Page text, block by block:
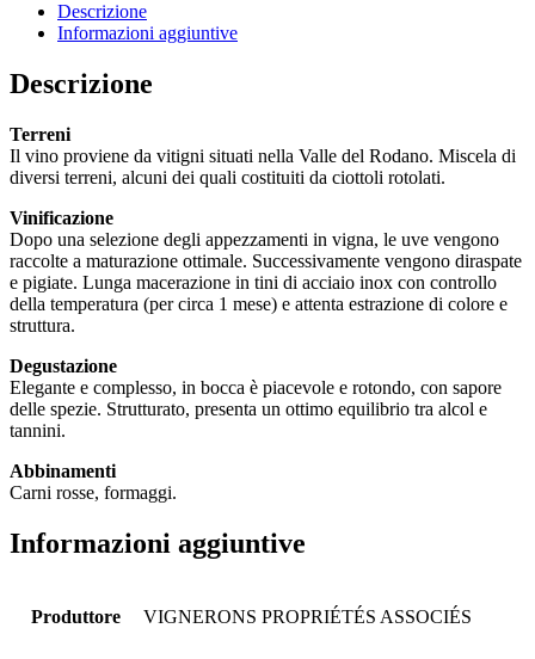
Descrizione
Informazioni aggiuntive
Descrizione
Terreni
Il vino proviene da vitigni situati nella Valle del Rodano. Miscela di
diversi terreni, alcuni dei quali costituiti da ciottoli rotolati.
Vinificazione
Dopo una selezione degli appezzamenti in vigna, le uve vengono
raccolte a maturazione ottimale. Successivamente vengono diraspate
e pigiate. Lunga macerazione in tini di acciaio inox con controllo
della temperatura (per circa 1 mese) e attenta estrazione di colore e
struttura.
Degustazione
Elegante e complesso, in bocca è piacevole e rotondo, con sapore
delle spezie. Strutturato, presenta un ottimo equilibrio tra alcol e
tannini.
Abbinamenti
Carni rosse, formaggi.
Informazioni aggiuntive
Produttore VIGNERONS PROPRIÉTÉS ASSOCIÉS